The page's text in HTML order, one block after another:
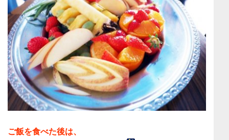
ご飯を食べた後は、